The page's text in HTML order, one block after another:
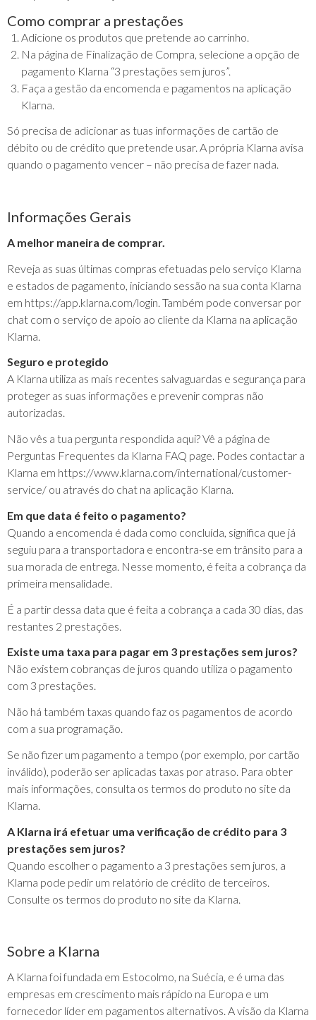
Como comprar a prestações
Adicione os produtos que pretende ao carrinho.
Na página de Finalização de Compra, selecione a opção de
pagamento Klarna “3 prestações sem juros”.
Faça a gestão da encomenda e pagamentos na aplicação
Klarna.
Só precisa de adicionar as tuas informações de cartão de
débito ou de crédito que pretende usar. A própria Klarna avisa
quando o pagamento vencer – não precisa de fazer nada.
Informações Gerais
A melhor maneira de comprar.
Reveja as suas últimas compras efetuadas pelo serviço Klarna
e estados de pagamento, iniciando sessão na sua conta Klarna
em https://app.klarna.com/login. Também pode conversar por
chat com o serviço de apoio ao cliente da Klarna na aplicação
Klarna.
Seguro e protegido
A Klarna utiliza as mais recentes salvaguardas e segurança para
proteger as suas informações e prevenir compras não
autorizadas.
Não vês a tua pergunta respondida aqui? Vê a página de
Perguntas Frequentes da Klarna FAQ page. Podes contactar a
Klarna em https://www.klarna.com/international/customer-
service/ ou através do chat na aplicação Klarna.
Em que data é feito o pagamento?
Quando a encomenda é dada como concluída, significa que já
seguiu para a transportadora e encontra-se em trânsito para a
sua morada de entrega. Nesse momento, é feita a cobrança da
primeira mensalidade.
É a partir dessa data que é feita a cobrança a cada 30 dias, das
restantes 2 prestações.
Existe uma taxa para pagar em 3 prestações sem juros?
Não existem cobranças de juros quando utiliza o pagamento
com 3 prestações.
Não há também taxas quando faz os pagamentos de acordo
com a sua programação.
Se não fizer um pagamento a tempo (por exemplo, por cartão
inválido), poderão ser aplicadas taxas por atraso. Para obter
mais informações, consulta os termos do produto no site da
Klarna.
A Klarna irá efetuar uma verificação de crédito para 3
prestações sem juros?
Quando escolher o pagamento a 3 prestações sem juros, a
Klarna pode pedir um relatório de crédito de terceiros.
Consulte os termos do produto no site da Klarna.
Sobre a Klarna
A Klarna foi fundada em Estocolmo, na Suécia, e é uma das
empresas em crescimento mais rápido na Europa e um
fornecedor líder em pagamentos alternativos. A visão da Klarna